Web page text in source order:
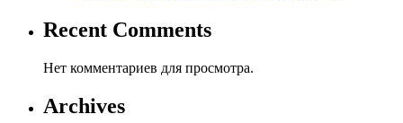
Recent Comments
Нет комментариев для просмотра.
Archives